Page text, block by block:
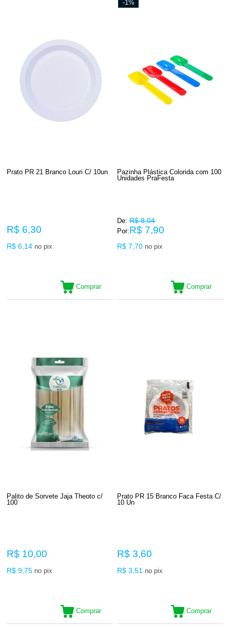
Prato PR 21 Branco Louri C/ 10un
R$ 6,30
R$ 6,14 no pix
Comprar
-1%
Pazinha Plástica Colorida com 100
Unidades PraFesta
De: R$ 8,04
Por:R$ 7,90
R$ 7,70 no pix
Comprar
Palito de Sorvete Jaja Theoto c/
100
R$ 10,00
R$ 9,75 no pix
Comprar
Prato PR 15 Branco Faca Festa C/
10 Un
R$ 3,60
R$ 3,51 no pix
Comprar